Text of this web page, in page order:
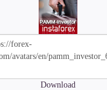
Download